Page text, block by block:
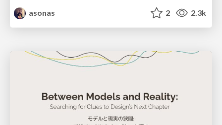
asonas
2 2.3k